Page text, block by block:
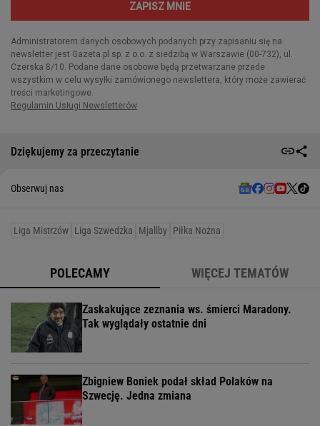
Dziękujemy za przeczytanie
Obserwuj nas
Liga Mistrzów Liga Szwedzka Mjallby Piłka Nożna
POLECAMY WIĘCEJ TEMATÓW
Zaskakujące zeznania ws. śmierci Maradony.
Tak wyglądały ostatnie dni
Zbigniew Boniek podał skład Polaków na
Szwecję. Jedna zmiana